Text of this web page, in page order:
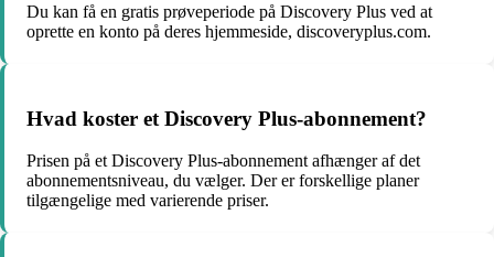
Du kan få en gratis prøveperiode på Discovery Plus ved at
oprette en konto på deres hjemmeside, discoveryplus.com.
Hvad koster et Discovery Plus-abonnement?
Prisen på et Discovery Plus-abonnement afhænger af det
abonnementsniveau, du vælger. Der er forskellige planer
tilgængelige med varierende priser.